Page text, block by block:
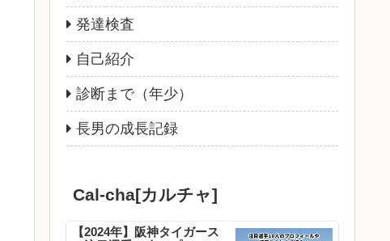
発達検査
自己紹介
診断まで（年少）
長男の成長記録
Cal-cha[カルチャ]
【2024年】阪神タイガース